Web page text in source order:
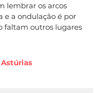
lembrar os arcos
e a ondulação é por
faltam outros lugares
Astúrias